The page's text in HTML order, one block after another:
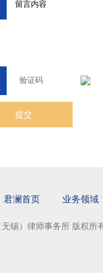
君澜首页 业务领域
锡）律师事务所 版权所